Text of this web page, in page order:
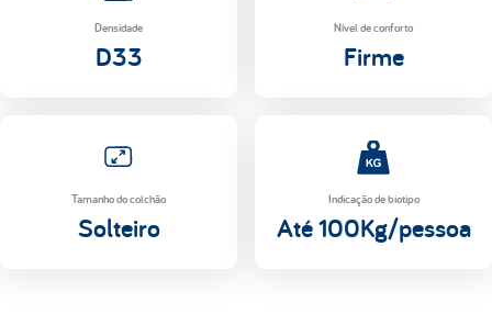
Densidade
D33
Nível de conforto
Firme
Tamanho do colchão
Solteiro
Indicação de biotipo
Até 100Kg/pessoa